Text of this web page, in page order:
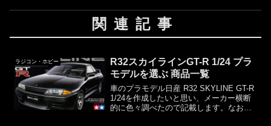
関連記事
ラジコン・ホビー
R32スカイラインGT-R 1/24 プラ
モデルを選ぶ 商品一覧
車のプラモデル日産 R32 SKYLINE GT-R
1/24を作成したいと思い、メーカー横断
的に色々調べたので記載します。なお、